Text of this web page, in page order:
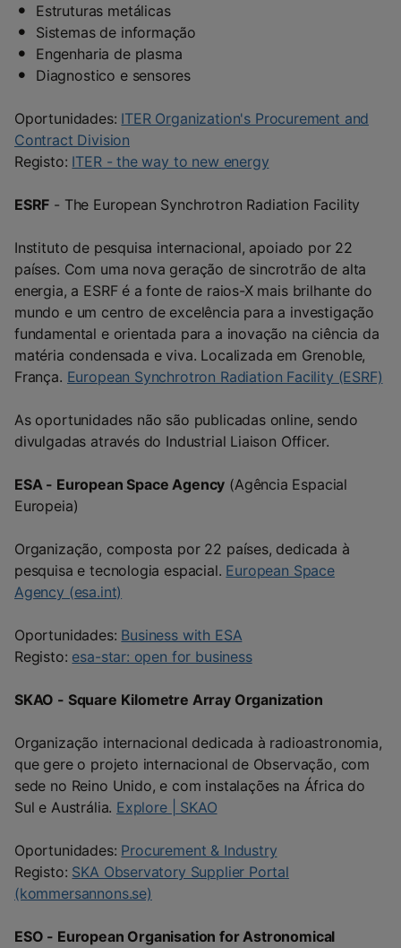
Estruturas metálicas
Sistemas de informação
Engenharia de plasma
Diagnostico e sensores
Oportunidades: ITER Organization's Procurement and
Contract Division
Registo: ITER - the way to new energy
ESRF - The European Synchrotron Radiation Facility
Instituto de pesquisa internacional, apoiado por 22
países. Com uma nova geração de sincrotrão de alta
energia, a ESRF é a fonte de raios-X mais brilhante do
mundo e um centro de excelência para a investigação
fundamental e orientada para a inovação na ciência da
matéria condensada e viva. Localizada em Grenoble,
França. European Synchrotron Radiation Facility (ESRF)
As oportunidades não são publicadas online, sendo
divulgadas através do Industrial Liaison Officer.
ESA - European Space Agency (Agência Espacial
Europeia)
Organização, composta por 22 países, dedicada à
pesquisa e tecnologia espacial. European Space
Agency (esa.int)
Oportunidades: Business with ESA
Registo: esa-star: open for business
SKAO - Square Kilometre Array Organization
Organização internacional dedicada à radioastronomia,
que gere o projeto internacional de Observação, com
sede no Reino Unido, e com instalações na África do
Sul e Austrália. Explore | SKAO
Oportunidades: Procurement & Industry
Registo: SKA Observatory Supplier Portal
(kommersannons.se)
ESO - European Organisation for Astronomical